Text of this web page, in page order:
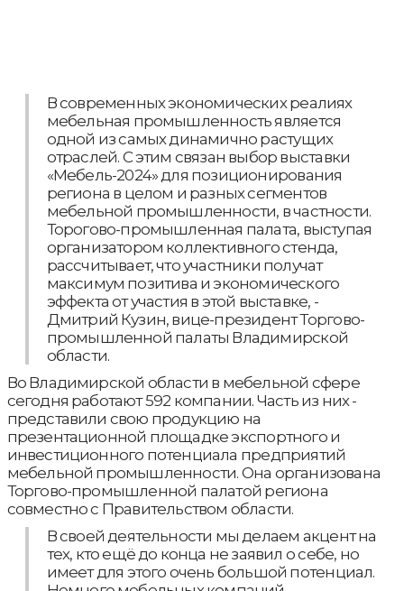
В современных экономических реалиях
мебельная промышленность является
одной из самых динамично растущих
отраслей. С этим связан выбор выставки
«Мебель-2024» для позиционирования
региона в целом и разных сегментов
мебельной промышленности, в частности.
Торогово-промышленная палата, выступая
организатором коллективного стенда,
рассчитывает, что участники получат
максимум позитива и экономического
эффекта от участия в этой выставке, -
Дмитрий Кузин, вице-президент Торгово-
промышленной палаты Владимирской
области.
Во Владимирской области в мебельной сфере
сегодня работают 592 компании. Часть из них -
представили свою продукцию на
презентационной площадке экспортного и
инвестиционного потенциала предприятий
мебельной промышленности. Она организована
Торгово-промышленной палатой региона
совместно с Правительством области.
В своей деятельности мы делаем акцент на
тех, кто ещё до конца не заявил о себе, но
имеет для этого очень большой потенциал.